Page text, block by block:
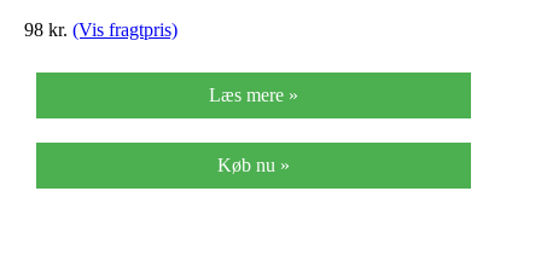
98 kr. (Vis fragtpris)
Læs mere »
Køb nu »